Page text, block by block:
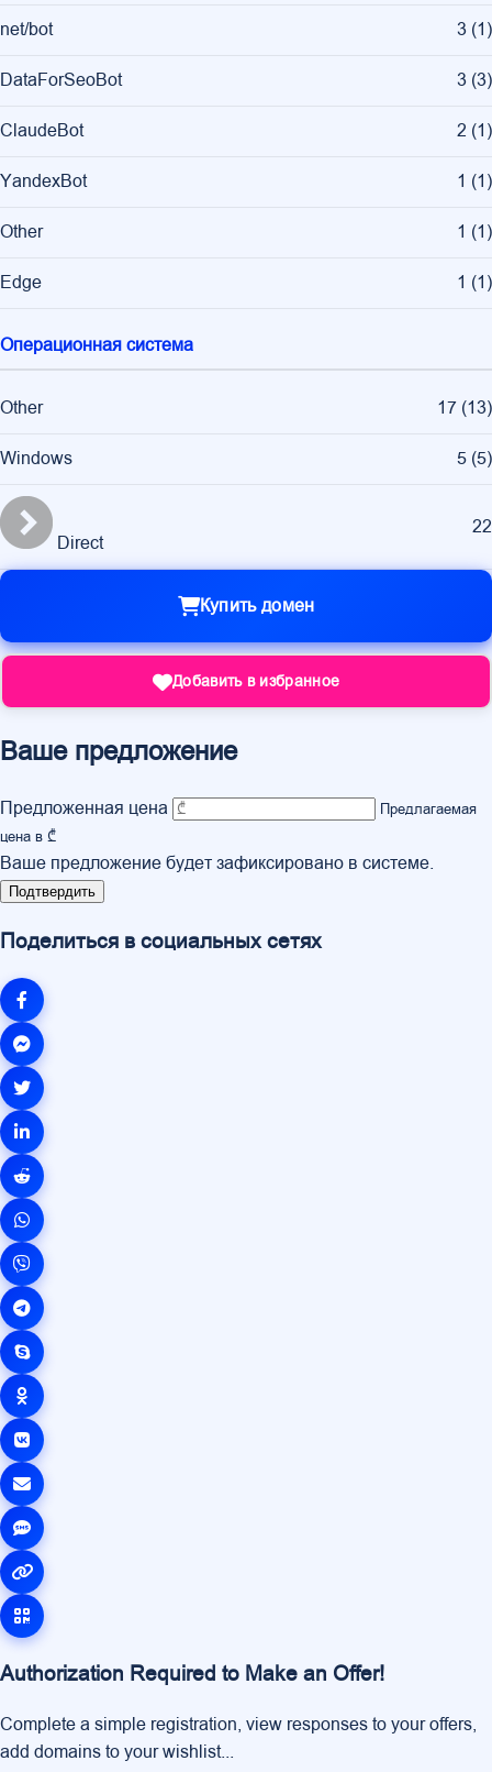
net/bot 3 (1)
DataForSeoBot 3 (3)
ClaudeBot 2 (1)
YandexBot 1 (1)
Other 1 (1)
Edge 1 (1)
Операционная система
Other 17 (13)
Windows 5 (5)
Direct
22
Купить домен
Добавить в избранное
Ваше предложение
Предложенная цена
Предлагаемая
цена в ₾
Ваше предложение будет зафиксировано в системе.
Подтвердить
Поделиться в социальных сетях
Authorization Required to Make an Offer!
Complete a simple registration, view responses to your offers,
add domains to your wishlist...